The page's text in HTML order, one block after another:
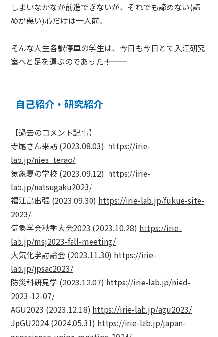
しまいなかなか前進できないが、それでも諦めない(諦
めが悪い)心だけは一人前。
そんな人生各駅停車の学生は、今日も今日とて入江研究
室へと足を運ぶのであった―――！
自己紹介・研究紹介
【過去のコメント記事】
寺尾さん来訪 (2023.08.03) https://irie-
lab.jp/nies_terao/
気象夏の学校 (2023.09.12) https://irie-
lab.jp/natsugaku2023/
福江島出張 (2023.09.30) https://irie-lab.jp/fukue-site-
2023/
気象学会秋季大会2023 (2023.10.28) https://irie-
lab.jp/msj2023-fall-meeting/
大気化学討論会 (2023.11.30) https://irie-
lab.jp/jpsac2023/
防災科研見学 (2023.12.07) https://irie-lab.jp/nied-
2023-12-07/
AGU2023 (2023.12.18) https://irie-lab.jp/agu2023/
JpGU2024 (2024.05.31) https://irie-lab.jp/japan-